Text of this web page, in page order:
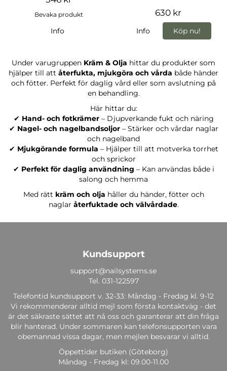
Bevaka produkt
Info
630 kr
Info Köp nu!
Under varugruppen Kräm & Olja hittar du produkter som
hjälper till att återfukta, mjukgöra och vårda både händer
och fötter. Perfekt för daglig vård eller som avslutning på
en behandling.
Här hittar du:
✔ Hand- och fotkrämer– Djupverkande fukt och näring
✔ Nagel- och nagelbandsoljor– Stärker och vårdar naglar
och nagelband
✔ Mjukgörande formula – Hjälper till att motverka torrhet
och sprickor
✔ Perfekt för daglig användning – Kan användas både i
salong och hemma
Med rätt kräm och olja håller du händer, fötter och
naglar återfuktade och välvårdade.
Kundsupport
support@nailsystems.se
Tel. 031-122597
Telefontid kundsupport v. 32-33: Måndag - Fredag kl. 9-12
Vi rekommenderar alltid mejl som första kontaktväg - det
är det säkraste sättet att nå oss och garanterar att din fråga
blir hanterad. Under sommaren kan telefonsupporten vara
obemannad vissa dagar, men mejlen besvarar vi alltid.
Öppettider butiken (Göteborg)
Måndag - Fredag kl: 09.00-11.00